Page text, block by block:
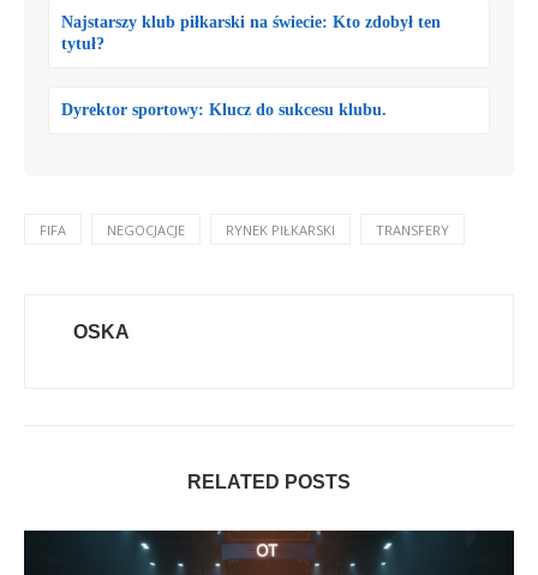
Najstarszy klub piłkarski na świecie: Kto zdobył ten
tytuł?
Dyrektor sportowy: Klucz do sukcesu klubu.
FIFA NEGOCJACJE RYNEK PIŁKARSKI TRANSFERY
OSKA
RELATED POSTS